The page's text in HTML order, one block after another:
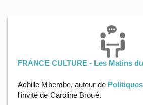
FRANCE CULTURE - Les Matins
Achille Mbembe, auteur de
l'invité de Caroline Broué.